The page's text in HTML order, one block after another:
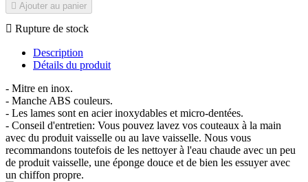
 Ajouter au panier
 Rupture de stock
Description
Détails du produit
- Mitre en inox.
- Manche ABS couleurs.
- Les lames sont en acier inoxydables et micro-dentées.
- Conseil d'entretien: Vous pouvez lavez vos couteaux à la main
avec du produit vaisselle ou au lave vaisselle. Nous vous
recommandons toutefois de les nettoyer à l'eau chaude avec un peu
de produit vaisselle, une éponge douce et de bien les essuyer avec
un chiffon propre.